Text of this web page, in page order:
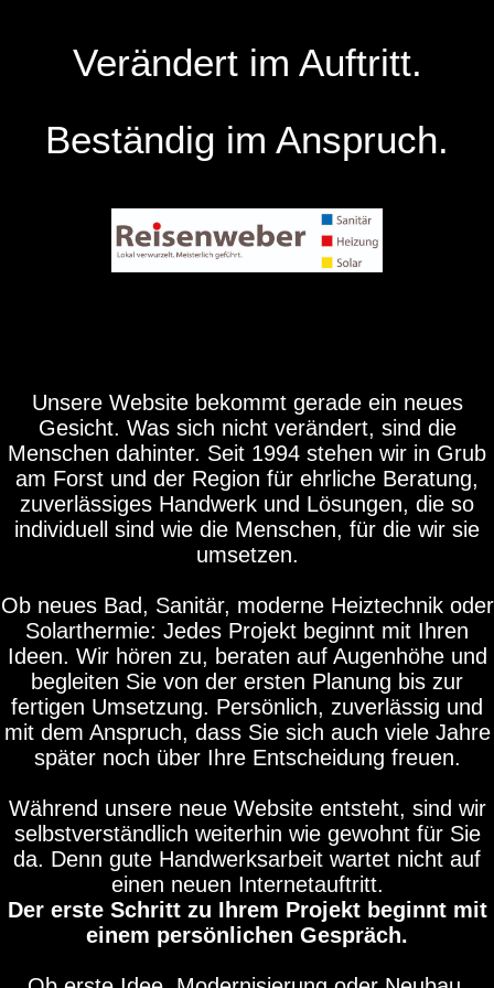
Verändert im Auftritt.
Beständig im Anspruch.
Unsere Website bekommt gerade ein neues
Gesicht. Was sich nicht verändert, sind die
Menschen dahinter. Seit 1994 stehen wir in Grub
am Forst und der Region für ehrliche Beratung,
zuverlässiges Handwerk und Lösungen, die so
individuell sind wie die Menschen, für die wir sie
umsetzen.
Ob neues Bad, Sanitär, moderne Heiztechnik oder
Solarthermie: Jedes Projekt beginnt mit Ihren
Ideen. Wir hören zu, beraten auf Augenhöhe und
begleiten Sie von der ersten Planung bis zur
fertigen Umsetzung. Persönlich, zuverlässig und
mit dem Anspruch, dass Sie sich auch viele Jahre
später noch über Ihre Entscheidung freuen.
Während unsere neue Website entsteht, sind wir
selbstverständlich weiterhin wie gewohnt für Sie
da. Denn gute Handwerksarbeit wartet nicht auf
einen neuen Internetauftritt.
Der erste Schritt zu Ihrem Projekt beginnt mit
einem persönlichen Gespräch.